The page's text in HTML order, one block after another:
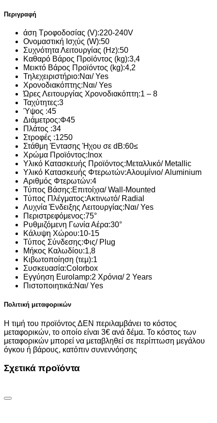
Περιγραφή
άση Τροφοδοσίας (V):220-240V
Ονομαστική Ισχύς (W):50
Συχνότητα Λειτουργίας (Hz):50
Καθαρό Βάρος Προϊόντος (kg):3,4
Μεικτό Βάρος Προϊόντος (kg):4,2
Τηλεχειριστήριο:Ναι/ Yes
Χρονοδιακόπτης:Ναι/ Yes
Ώρες Λειτουργίας Χρονοδιακόπτη:1 – 8
Ταχύτητες:3
Ύψος :45
Διάμετρος:Φ45
Πλάτος :34
Στροφές :1250
Στάθμη Έντασης Ήχου σε dB:60≤
Χρώμα Προϊόντος: Inox
Υλικό Κατασκευής Προϊόντος:Μεταλλικό/ Metallic
Υλικό Κατασκευής Φτερωτών:Αλουμίνιο/ Aluminium
Αριθμός Φτερωτών:4
Τύπος Βάσης:Επιτοίχια/ Wall-Mounted
Τύπος Πλέγματος:Ακτινωτό/ Radial
Λυχνία Ένδειξης Λειτουργίας:Ναι/ Yes
Περιστρεφόμενος:75°
Ρυθμιζόμενη Γωνία Αέρα:30°
Κάλυψη Χώρου:10-15
Τύπος Σύνδεσης:Φις/ Plug
Μήκος Καλωδίου:1,8
Κιβωτοποίηση (τεμ):1
Συσκευασία:Colorbox
Εγγύηση Eurolamp:2 Χρόνια/ 2 Years
Πιστοποιητικά:Ναι/ Yes
Πολιτική μεταφορικών
Η τιμή του προϊόντος ΔΕΝ περιλαμβάνει το κόστος
μεταφορικών, το οποίο είναι 3€ ανά δέμα. Το κόστος των
μεταφορικών μπορεί να μεταβληθεί σε περίπτωση μεγάλου
όγκου ή βάρους, κατόπιν συνεννόησης
Σχετικά προϊόντα